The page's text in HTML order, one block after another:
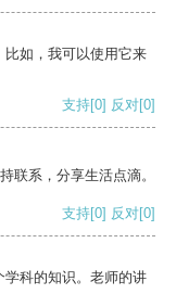
如，我可以使用它来
支持[0] 反对[0]
联系，分享生活点滴。
支持[0] 反对[0]
科的知识。老师的讲